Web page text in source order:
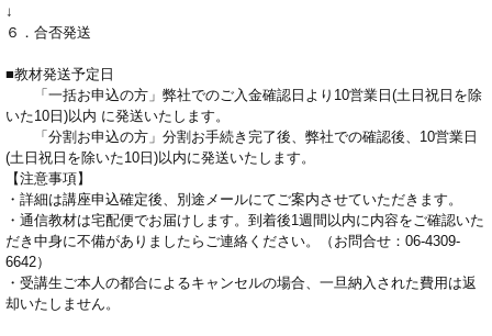
↓
６．合否発送
■教材発送予定日
「一括お申込の方」弊社でのご入金確認日より10営業日(土日祝日を除
いた10日)以内 に発送いたします。
「分割お申込の方」分割お手続き完了後、弊社での確認後、10営業日
(土日祝日を除いた10日)以内に発送いたします。
【注意事項】
・詳細は講座申込確定後、別途メールにてご案内させていただきます。
・通信教材は宅配便でお届けします。到着後1週間以内に内容をご確認いた
だき中身に不備がありましたらご連絡ください。（お問合せ：06-4309-
6642）
・受講生ご本人の都合によるキャンセルの場合、一旦納入された費用は返
却いたしません。